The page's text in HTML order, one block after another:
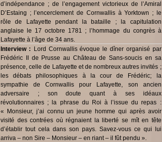
d’indépendance ; de l’engagement victorieux de l’Amiral
D’Estaing ; l’encerclement de Cornwallis à Yorktown ; le
rôle de Lafayette pendant la bataille ; la capitulation
anglaise le 17 octobre 1781 ; l’hommage du congrès à
Lafayette à l’âge de 34 ans.
Interview :
Lord Cornwallis évoque le dîner organisé par
Frédéric II de Prusse au Château de Sans-soucis en sa
présence, celle de Lafayette et de nombreux autres invités ;
les débats philosophiques à la cour de Frédéric; la
sympathie de Cornwallis pour Lafayette, son ancien
adversaire ; son doute quant à ses idéaux
révolutionnaires ; la phrase du Roi à l’issue du repas :
« Monsieur, j’ai connu un jeune homme qui après avoir
visité des contrées où régnaient la liberté se mît en tête
d’établir tout cela dans son pays. Savez-vous ce qui lui
arriva – non Sire – Monsieur – en riant – il fût pendu ».